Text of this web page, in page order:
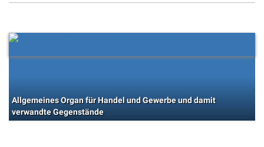
Allgemeines Organ für Handel und Gewerbe und damit
verwandte Gegenstände